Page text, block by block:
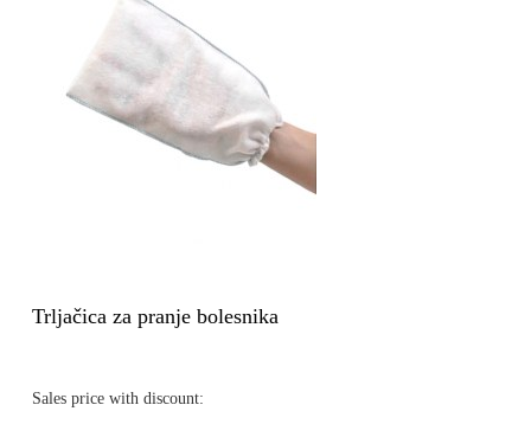
Trljačica za pranje bolesnika
Sales price with discount: